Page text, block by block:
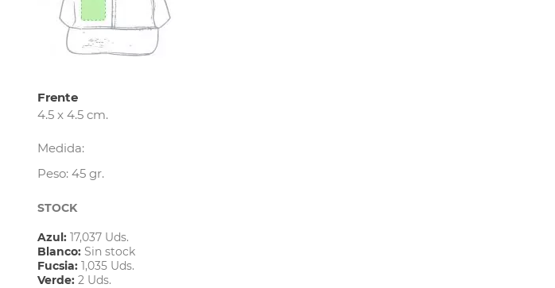
Frente
4.5 x 4.5 cm.
Medida:
Peso: 45 gr.
STOCK
Azul: 17,037 Uds.
Blanco: Sin stock
Fucsia: 1,035 Uds.
Verde: 2 Uds.